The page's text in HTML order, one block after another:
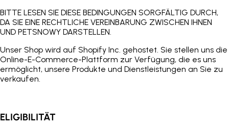
BITTE LESEN SIE DIESE BEDINGUNGEN SORGFÄLTIG DURCH,
DA SIE EINE RECHTLICHE VEREINBARUNG ZWISCHEN IHNEN
UND PETSNOWY DARSTELLEN.
Unser Shop wird auf Shopify Inc. gehostet. Sie stellen uns die
Online-E-Commerce-Plattform zur Verfügung, die es uns
ermöglicht, unsere Produkte und Dienstleistungen an Sie zu
verkaufen.
ELIGIBILITÄT